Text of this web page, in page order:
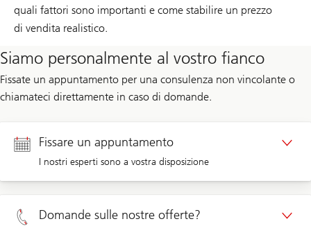
quali fattori sono importanti e come stabilire un prezzo
di vendita realistico.
Siamo personalmente al vostro fianco
Fissate un appuntamento per una consulenza non vincolante o
chiamateci direttamente in caso di domande.
Fissare un appuntamento
I nostri esperti sono a vostra disposizione
Appuntamento clienti privati
Domande sulle nostre offerte?